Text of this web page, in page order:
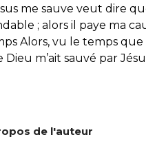
me sauve veut dire
; alors il paye ma
Alors, vu le temps
m’ait sauvé par
de l'auteur